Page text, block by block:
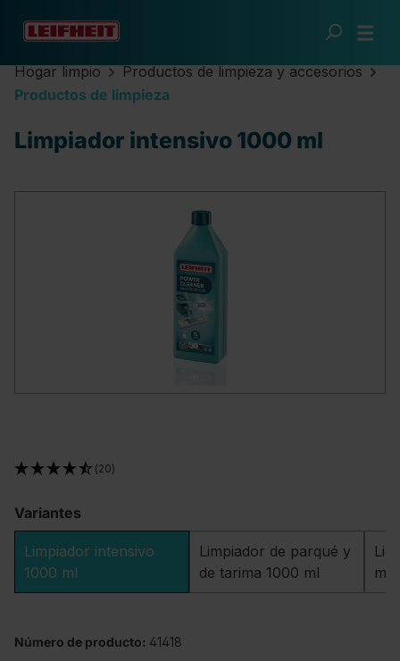
Saltar al contenido principal
Hogar limpio
Productos de limpieza y accesorios
Productos de limpieza
Limpiador intensivo 1000 ml
(20)
Variantes
Limpiador intensivo
1000 ml
Limpiador de parqué y
de tarima 1000 ml
ml
Número de producto: 41418